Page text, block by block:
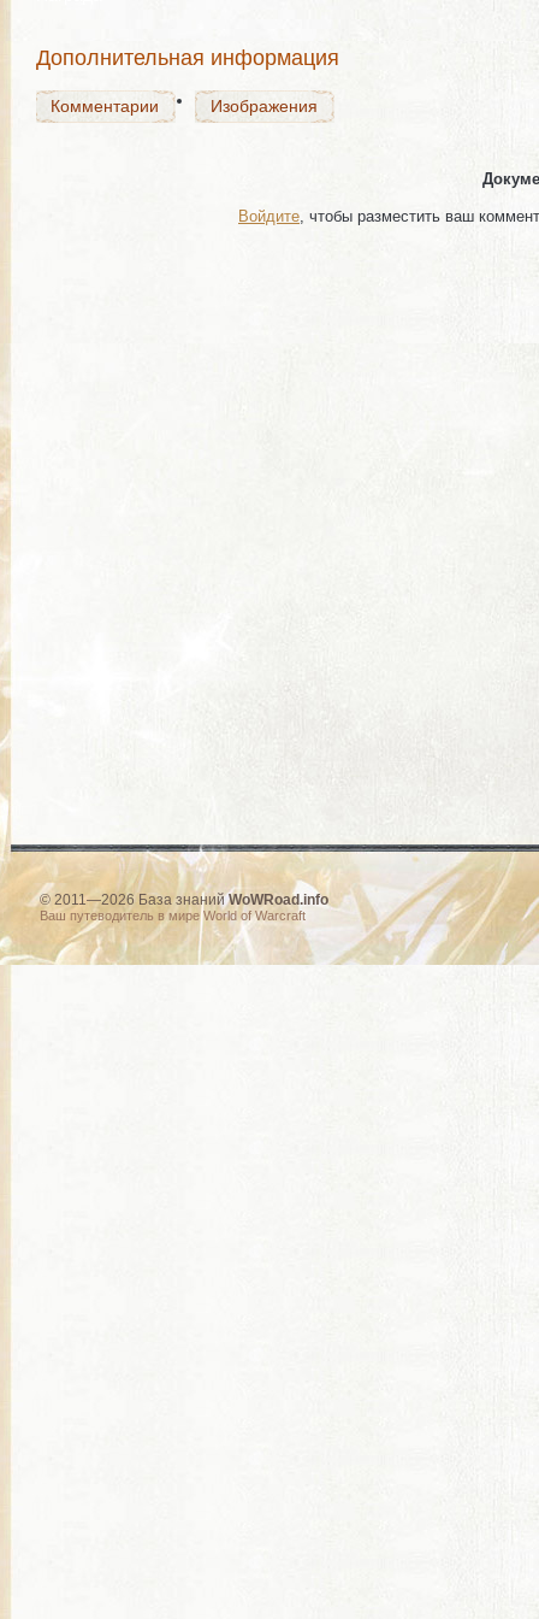
Дополнительная информация
Комментарии Изображения
Войдите , чтобы разместить ваш
© 2011—2026 База знанийWoWRoad.info
Ваш путеводитель в мире World of Warcraft